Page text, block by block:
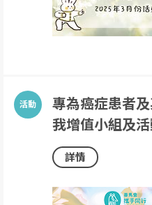
專為癌症患者
我增值小組及
詳情